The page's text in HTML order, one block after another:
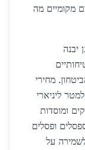
מקומיים מה
יבנה
מחירי
ליניארי
ומוסדות
ופסלים
על